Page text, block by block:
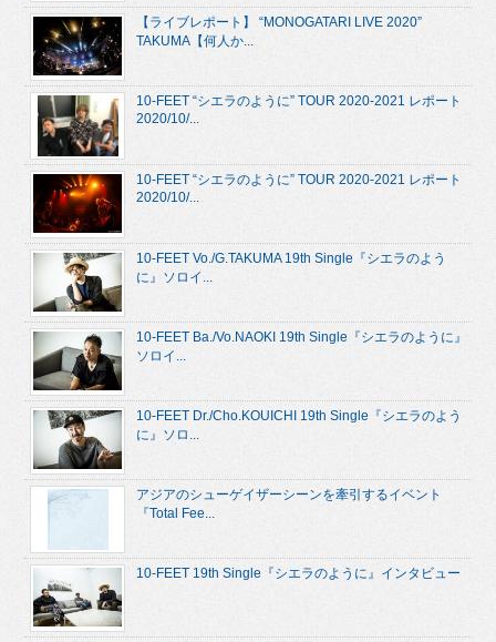
【ライブレポート】 “MONOGATARI LIVE 2020”
TAKUMA【何人か...
10-FEET “シエラのように” TOUR 2020-2021 レポート
2020/10/...
10-FEET “シエラのように” TOUR 2020-2021 レポート
2020/10/...
10-FEET Vo./G.TAKUMA 19th Single『シエラのよう
に』ソロイ...
10-FEET Ba./Vo.NAOKI 19th Single『シエラのように』
ソロイ...
10-FEET Dr./Cho.KOUICHI 19th Single『シエラのよう
に』ソロ...
アジアのシューゲイザーシーンを牽引するイベント
『Total Fee...
10-FEET 19th Single『シエラのように』インタビュー